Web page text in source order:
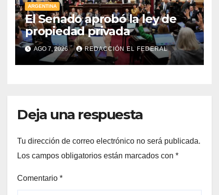
ARGENTINA
El Senado aprobó la ley de
propiedad privada
AGO 7, 2026 REDACCIÓN EL FEDERAL
Deja una respuesta
Tu dirección de correo electrónico no será publicada.
Los campos obligatorios están marcados con *
Comentario *